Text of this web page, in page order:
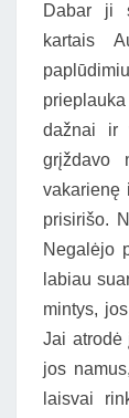
Dabar ji
kartais
dažnai ir
grįždavo
vakarienę
prisirišo.
Negalėjo
labiau
mintys,
Jai atrodė
jos
laisvai